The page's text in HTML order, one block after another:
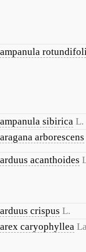
sibirica L.
arborescens
acanthoides
crispus L.
caryophyllea